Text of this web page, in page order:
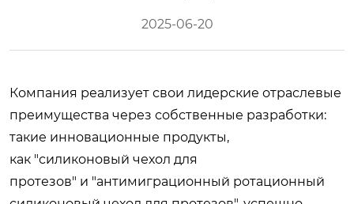
2025-06-20
Компания реализует свои лидерские отраслевые
преимущества через собственные разработки:
такие инновационные продукты,
как "силиконовый чехол для
протезов" и "антимиграционный ротационный